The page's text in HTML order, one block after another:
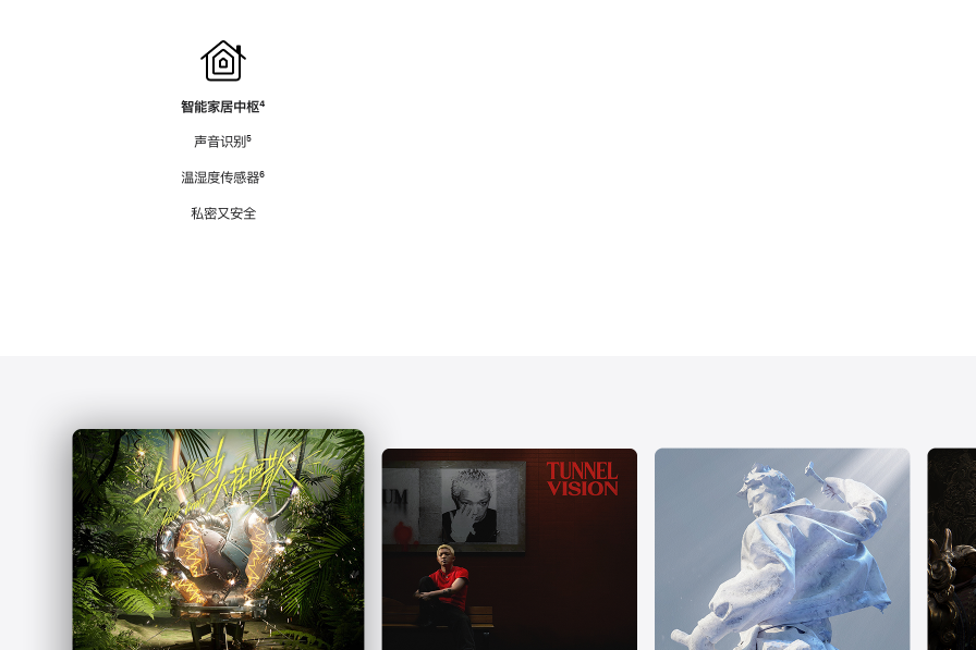
智能家居中枢脚
⁴
声音识别脚
⁵
温湿度传感器脚
⁶
私密又安全